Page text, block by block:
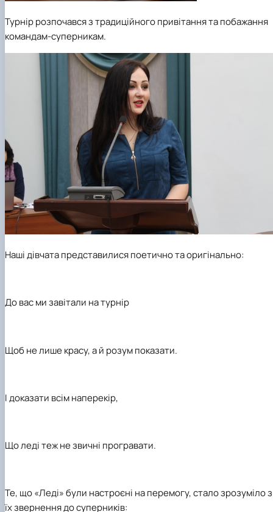
Турнір розпочався з традиційного привітання та побажання
командам-суперникам.
Наші дівчата представилися поетично та оригінально:
До вас ми завітали на турнір
Щоб не лише красу, а й розум показати.
І доказати всім наперекір,
Що леді теж не звичні програвати.
Те, що «Леді» були настроєні на перемогу, стало зрозуміло з
їх звернення до суперників: